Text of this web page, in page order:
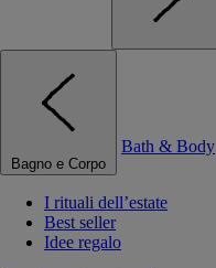
Bagno e Corpo
Bath & Body
I rituali dell’estate
Best seller
Idee regalo